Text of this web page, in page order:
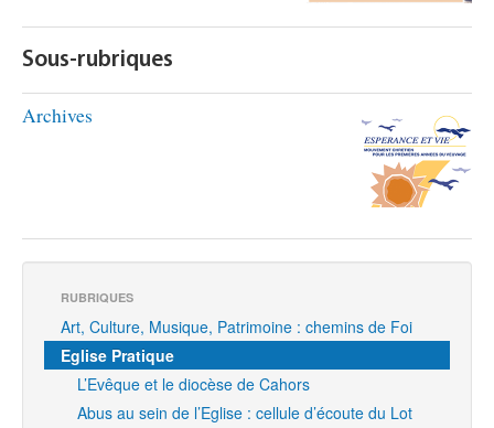
Sous-rubriques
Archives
RUBRIQUES
Art, Culture, Musique, Patrimoine : chemins de Foi
Eglise Pratique
L’Evêque et le diocèse de Cahors
Abus au sein de l’Eglise : cellule d’écoute du Lot